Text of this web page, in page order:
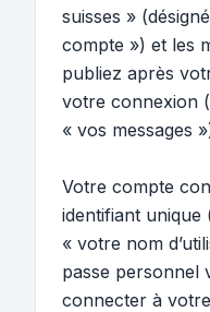
suisses »
compte ») et les
publiez après
votre connexion
« vos messages
Votre compte
identifiant unique
« votre nom
passe personnel
connecter à